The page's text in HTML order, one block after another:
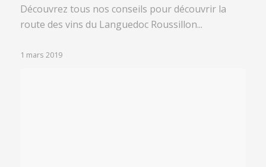
Découvrez tous nos conseils pour découvrir la
route des vins du Languedoc Roussillon...
1 mars 2019